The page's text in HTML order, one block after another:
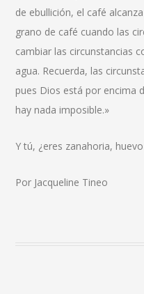
de ebullición, el café
grano de café cuando las
cambiar las circunstancias
agua. Recuerda, las
pues Dios está por encima
hay nada imposible.»
Y tú, ¿eres zanahoria,
Por Jacqueline Tineo